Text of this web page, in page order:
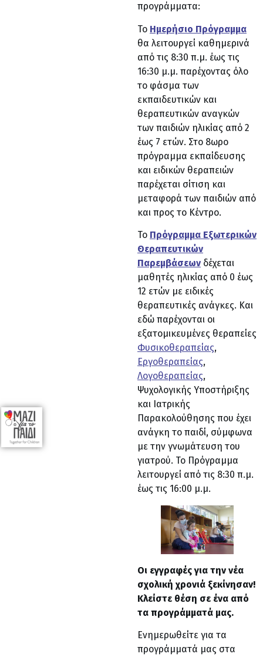
προγράμματα:
Το Ημερήσιο Πρόγραμμα
θα λειτουργεί καθημερινά
από τις 8:30 π.μ. έως τις
16:30 μ.μ. παρέχοντας όλο
το φάσμα των
εκπαιδευτικών και
θεραπευτικών αναγκών
των παιδιών ηλικίας από 2
έως 7 ετών. Στο 8ωρο
πρόγραμμα εκπαίδευσης
και ειδικών θεραπειών
παρέχεται σίτιση και
μεταφορά των παιδιών από
και προς το Κέντρο.
Το Πρόγραμμα Εξωτερικών
Θεραπευτικών
Παρεμβάσεων δέχεται
μαθητές ηλικίας από 0 έως
12 ετών με ειδικές
θεραπευτικές ανάγκες. Και
εδώ παρέχονται οι
εξατομικευμένες θεραπείες
Φυσικοθεραπείας,
Εργοθεραπείας,
Λογοθεραπείας,
Ψυχολογικής Υποστήριξης
και Ιατρικής
Παρακολούθησης που έχει
ανάγκη το παιδί, σύμφωνα
με την γνωμάτευση του
γιατρού. Το Πρόγραμμα
λειτουργεί από τις 8:30 π.μ.
έως τις 16:00 μ.μ.
Οι εγγραφές για την νέα
σχολική χρονιά ξεκίνησαν!
Κλείστε θέση σε ένα από
τα προγράμματά μας.
Ενημερωθείτε για τα
προγράμματά μας στα